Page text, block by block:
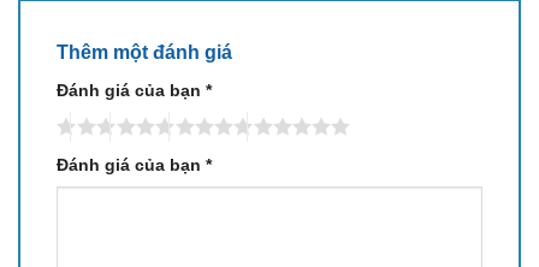
Thêm một đánh giá
Đánh giá của bạn *
Đánh giá của bạn *